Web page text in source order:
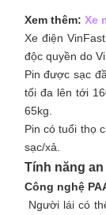
Xem thêm: Xe
Xe điện
độc quyền do
Pin được sạc
tối đa lên tới
65kg.
Pin có tuổi thọ
sạc/xả.
Tính năng
Công nghệ
Người lái có